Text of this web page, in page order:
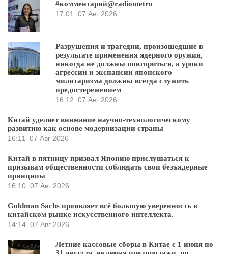
#комментарий@radiometro
17:01 07 Авг 2026
Разрушения и трагедии, произошедшие в
результате применения ядерного оружия,
никогда не должны повториться, а уроки
агрессии и экспансии японского
милитаризма должны всегда служить
предостережением
16:12 07 Авг 2026
Китай уделяет внимание научно-технологическому
развитию как основе модернизации страны
16:11 07 Авг 2026
Китай в пятницу призвал Японию прислушаться к
призывам общественности соблюдать свои безъядерные
принципы
16:10 07 Авг 2026
Goldman Sachs проявляет всё большую уверенность в
китайском рынке искусственного интеллекта.
14:14 07 Авг 2026
Летние кассовые сборы в Китае с 1 июня по